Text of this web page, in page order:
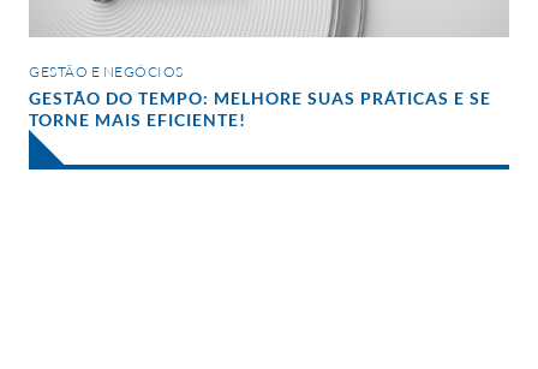
GESTÃO E NEGÓCIOS
GESTÃO DO TEMPO: MELHORE SUAS PRÁTICAS E SE
TORNE MAIS EFICIENTE!